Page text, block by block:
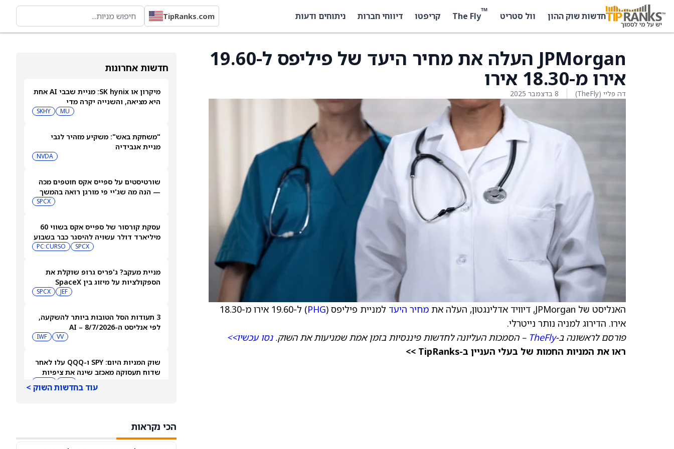
חדשות שוק ההון וול סטריט ™
The Fly קריפטו דיווחי חברות ניתוחים ודעות TipRanks.com
חדשות אחרונות
מיקרון או SK hynix: מניית שבבי AI אחת
היא מציאה, והשנייה יקרה מדי
MU
SKHY
"משחקת באש": משקיע מזהיר לגבי
מניית אנבידיה
NVDA
שורטיסטים על ספייס אקס חוטפים מכה
— הנה מה שג'יי פי מורגן רואה בהמשך
SPCX
עסקת קורסור של ספייס אקס בשווי 60
מיליארד דולר עשויה להיסגר כבר בשבוע
SPCX
PC:CURSO
מניית מעקב? ג'פריס גרופ שוקלת את
הספקולציות על מיזוג בין SpaceX
JEF
SPCX
3 תעודות הסל הטובות ביותר להשקעה,
לפי אנליסט ה-AI – 8/7/2026
VV
IWF
שוק המניות היום: SPY ו-QQQ עלו לאחר
שדוח תעסוקה מאכזב שינה את ציפיות
עוד בחדשות השוק >
הכי נקראות
JPMorgan העלה את מחיר היעד של פיליפס ל-19.60
אירו מ-18.30 אירו
דה פליי (TheFly) 8 בדצמבר 2025
האנליסט של JPMorgan, דיוויד אדלינגטון, העלה את מחיר היעד למניית פיליפס (PHG
) ל-19.60 אירו מ-18.30
אירו. הדירוג למניה נותר נייטרלי.
פורסם לראשונה ב-TheFly – הסמכות העליונה לחדשות פיננסיות בזמן אמת שמניעות את השוק.נסו עכשיו>>
ראו את המניות החמות של בעלי העניין ב-TipRanks >>